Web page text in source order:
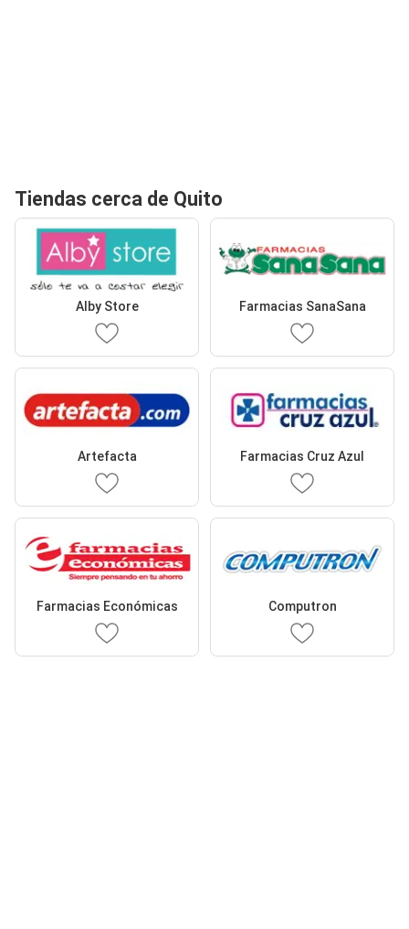
Tiendas cerca de Quito
Alby Store Farmacias SanaSana
Artefacta Farmacias Cruz Azul
Farmacias Económicas Computron